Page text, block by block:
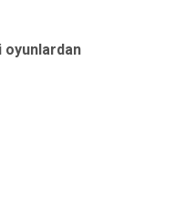
oyunlardan